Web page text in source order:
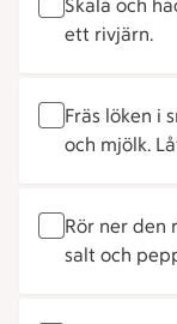
Skala och
ett rivjärn.
Fräs löken i
och mjölk.
Rör ner den
salt och